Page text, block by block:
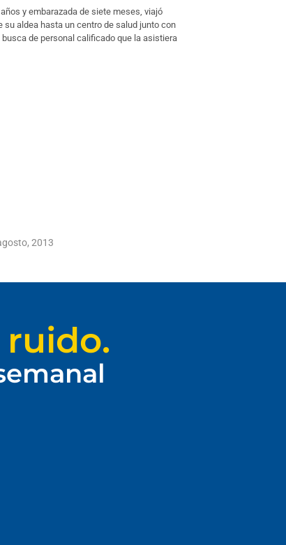
y embarazada de siete meses, viajó
su aldea hasta un centro de salud junto con
de personal calificado que la asistiera
2013